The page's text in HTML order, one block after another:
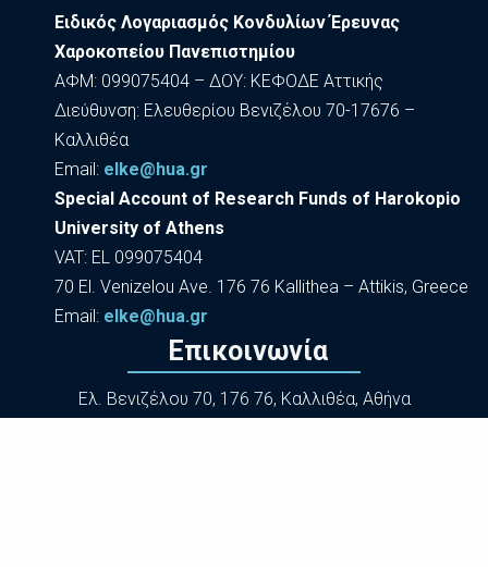
Ειδικός Λογαριασμός Κονδυλίων Έρευνας
Χαροκοπείου Πανεπιστημίου
ΑΦΜ: 099075404 – ΔΟΥ: ΚΕΦΟΔΕ Αττικής
Διεύθυνση: Ελευθερίου Βενιζέλου 70-17676 –
Καλλιθέα
Εmail: elke@hua.gr
Special Account of Research Funds of Harokopio
University of Athens
VAT: EL 099075404
70 El. Venizelou Ave. 176 76 Kallithea – Attikis, Greece
Εmail: elke@hua.gr
Επικοινωνία
Ελ. Βενιζέλου 70, 176 76, Καλλιθέα, Αθήνα